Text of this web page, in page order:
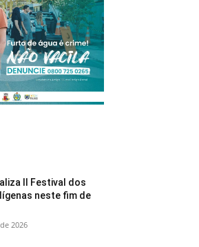
II Festival dos
neste fim de
2026